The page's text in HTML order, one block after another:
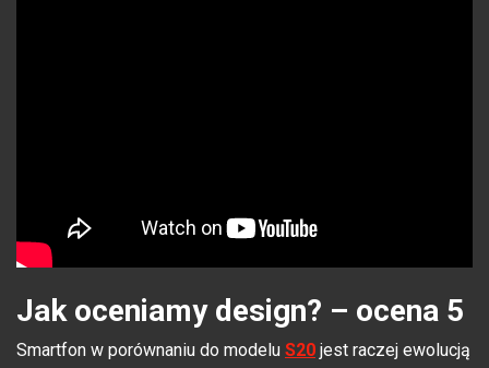
Jak oceniamy design? – ocena 5
Smartfon w porównaniu do modelu S20 jest raczej ewolucją